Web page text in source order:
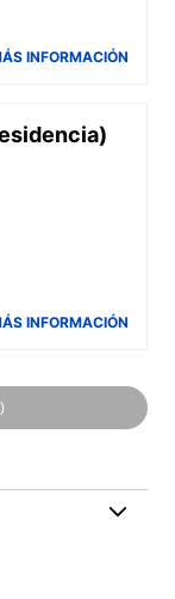
INFORMACIÓN
INFORMACIÓN